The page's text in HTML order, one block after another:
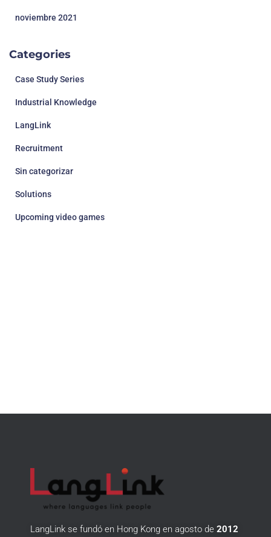
noviembre 2021
Categories
Case Study Series
Industrial Knowledge
LangLink
Recruitment
Sin categorizar
Solutions
Upcoming video games
LangLink se fundó en Hong Kong en agosto de 2012